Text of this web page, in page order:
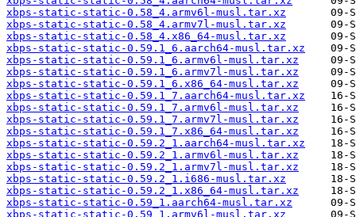
xbps-static-static-0.58_4.armv6l-musl.tar.xz
xbps-static-static-0.58_4.armv7l-musl.tar.xz
xbps-static-static-0.58_4.x86_64-musl.tar.xz
xbps-static-static-0.59.1_6.aarch64-musl.tar.xz
xbps-static-static-0.59.1_6.armv6l-musl.tar.xz
xbps-static-static-0.59.1_6.armv7l-musl.tar.xz
xbps-static-static-0.59.1_6.x86_64-musl.tar.xz
xbps-static-static-0.59.1_7.aarch64-musl.tar.xz
xbps-static-static-0.59.1_7.armv6l-musl.tar.xz
xbps-static-static-0.59.1_7.armv7l-musl.tar.xz
xbps-static-static-0.59.1_7.x86_64-musl.tar.xz
xbps-static-static-0.59.2_1.aarch64-musl.tar.xz
xbps-static-static-0.59.2_1.armv6l-musl.tar.xz
xbps-static-static-0.59.2_1.armv7l-musl.tar.xz
xbps-static-static-0.59.2_1.i686-musl.tar.xz
xbps-static-static-0.59.2_1.x86_64-musl.tar.xz
xbps-static-static-0.59_1.aarch64-musl.tar.xz
xbps-static-static-0.59_1.armv6l-musl.tar.xz